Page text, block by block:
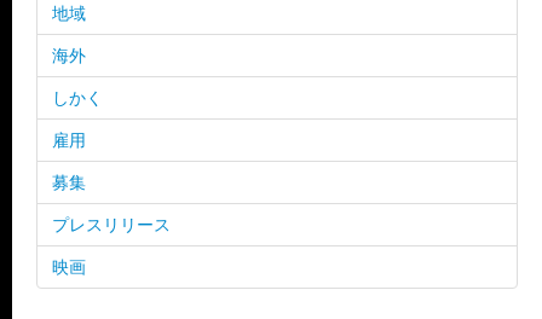
地域
海外
しかく
雇用
募集
プレスリリース
映画